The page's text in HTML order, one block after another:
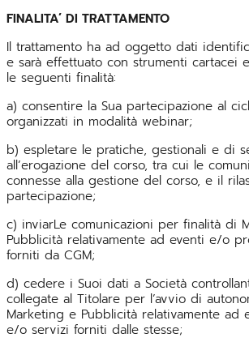
FINALITA’ DI TRATTAMENTO
Il trattamento ha ad oggetto dati
e sarà effettuato con strumenti cartacei
le seguenti finalità:
a) consentire la Sua partecipazione al
organizzati in modalità webinar;
b) espletare le pratiche, gestionali e di
all’erogazione del corso, tra cui le
connesse alla gestione del corso, e il
partecipazione;
c) inviarLe comunicazioni per finalità di
Pubblicità relativamente ad eventi e/o
forniti da CGM;
d) cedere i Suoi dati a Società
collegate al Titolare per l’avvio di
Marketing e Pubblicità relativamente
e/o servizi forniti dalle stesse;